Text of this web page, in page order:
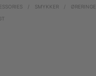
/ SMYKKER / ØRERINGE